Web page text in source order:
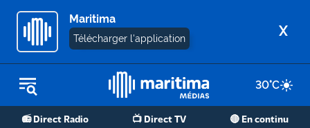
Maritima
Télécharger l'application X
30°C
📻 Direct Radio 📺 Direct TV 🔴 En continu
REPLAY RADIO
REPLAY TV